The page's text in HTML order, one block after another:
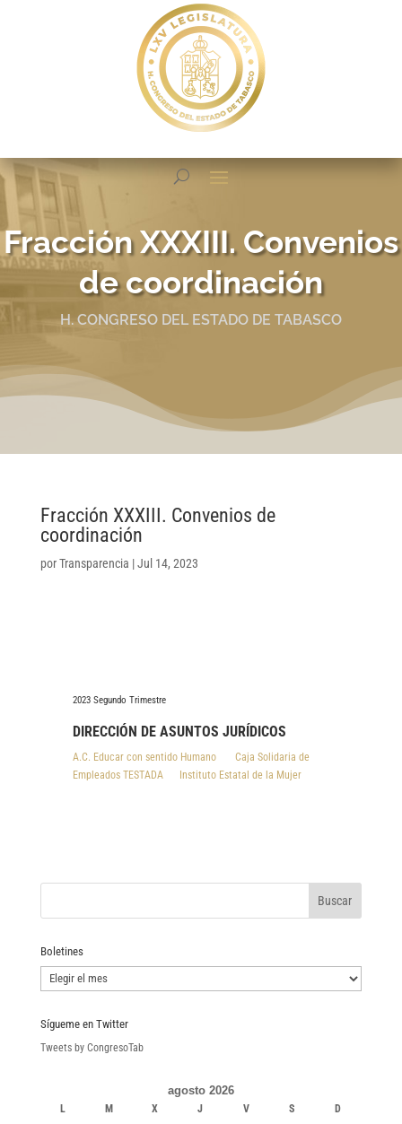
Fracción XXXIII. Convenios
de coordinación
H. CONGRESO DEL ESTADO DE TABASCO
Fracción XXXIII. Convenios de
coordinación
porTransparencia |Jul 14, 2023
2023 Segundo Trimestre
DIRECCIÓN DE ASUNTOS JURÍDICOS
A.C. Educar con sentido Humano
Caja Solidaria de
Empleados TESTADA
Instituto Estatal de la Mujer
Boletines
Boletines
Sígueme en Twitter
Tweets by CongresoTab
agosto 2026
L M X J V S
D